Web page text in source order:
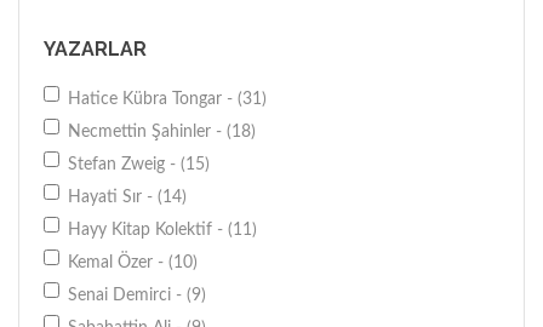
Annelik-Babalık-Aile - (15)
Şifalı Bitkiler-Şifalı Taşlar - (12)
Ev-Aile - (11)
Genel - (11)
Araştırma-İnceleme - (10)
Polisiye - (7)
YAZARLAR
Hatice Kübra Tongar - (31)
Necmettin Şahinler - (18)
Stefan Zweig - (15)
Hayati Sır - (14)
Hayy Kitap Kolektif - (11)
Kemal Özer - (10)
Senai Demirci - (9)